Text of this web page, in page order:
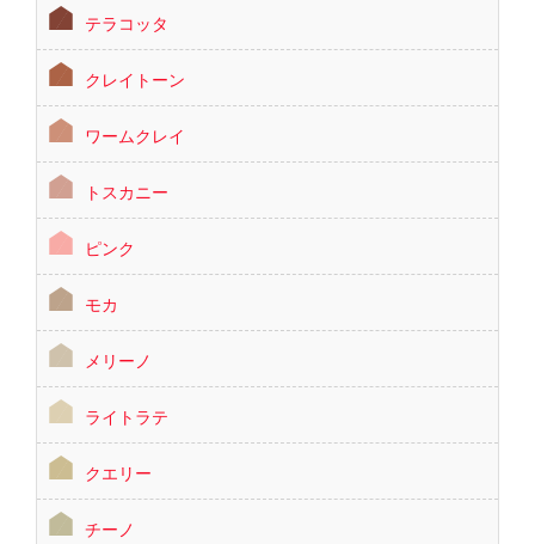
テラコッタ
クレイトーン
ワームクレイ
トスカニー
ピンク
モカ
メリーノ
ライトラテ
クエリー
チーノ